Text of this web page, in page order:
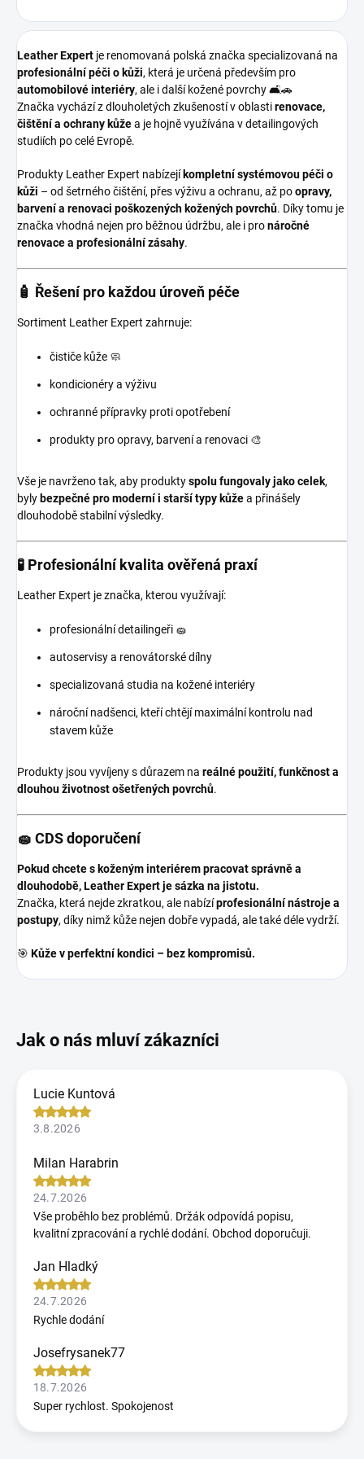
Leather Expert je renomovaná polská značka specializovaná na
profesionální péči o kůži, která je určená především pro
automobilové interiéry, ale i další kožené povrchy 🛋️🚗
Značka vychází z dlouholetých zkušeností v oblastirenovace,
čištění a ochrany kůžea je hojně využívána v detailingových
studiích po celé Evropě.
Produkty Leather Expert nabízejí kompletní systémovou péči o
kůži – od šetrného čištění, přes výživu a ochranu, až poopravy,
barvení a renovaci poškozených kožených povrchů. Díky tomu je
značka vhodná nejen pro běžnou údržbu, ale i pronáročné
renovace a profesionální zásahy.
🧴 Řešení pro každou úroveň péče
Sortiment Leather Expert zahrnuje:
čističe kůže 🧼
kondicionéry a výživu
ochranné přípravky proti opotřebení
produkty pro opravy, barvení a renovaci 🎨
Vše je navrženo tak, aby produktyspolu fungovaly jako celek,
byly bezpečné pro moderní i starší typy kůžea přinášely
dlouhodobě stabilní výsledky.
🧪 Profesionální kvalita ověřená praxí
Leather Expert je značka, kterou využívají:
profesionální detailingeři 🧽
autoservisy a renovátorské dílny
specializovaná studia na kožené interiéry
nároční nadšenci, kteří chtějí maximální kontrolu nad
stavem kůže
Produkty jsou vyvíjeny s důrazem na reálné použití, funkčnost a
dlouhou životnost ošetřených povrchů.
🧽 CDS doporučení
Pokud chcete s koženým interiérem pracovat správně a
dlouhodobě, Leather Expert je sázka na jistotu.
Značka, která nejde zkratkou, ale nabízíprofesionální nástroje a
postupy, díky nimž kůže nejen dobře vypadá, ale také déle vydrží.
🎯 Kůže v perfektní kondici – bez kompromisů.
Lucie Kuntová
3.8.2026
Milan Harabrin
24.7.2026
Vše proběhlo bez problémů. Držák odpovídá popisu,
kvalitní zpracování a rychlé dodání. Obchod doporučuji.
Jan Hladký
24.7.2026
Rychle dodání
Josefrysanek77
18.7.2026
Super rychlost. Spokojenost